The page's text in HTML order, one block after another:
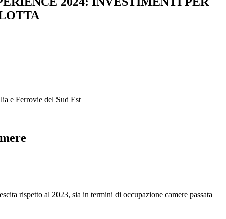
e Ferrovie del Sud Est
rispetto al 2023, sia in termini di occupazione camere passata